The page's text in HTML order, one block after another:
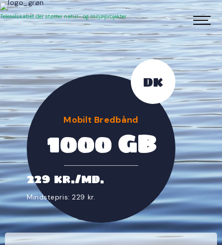
Teleselskabet der støtter natur- og miljøprojekter
DK
Mobilt Bredbånd
1000GB
229 kr./md.
Mindstepris: 229 kr.